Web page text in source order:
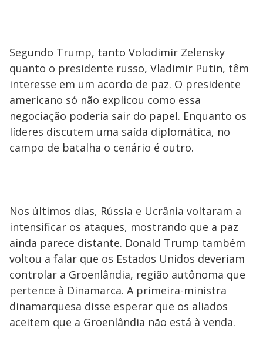
Segundo Trump, tanto Volodimir Zelensky
quanto o presidente russo, Vladimir Putin, têm
interesse em um acordo de paz. O presidente
americano só não explicou como essa
negociação poderia sair do papel. Enquanto os
líderes discutem uma saída diplomática, no
campo de batalha o cenário é outro.
Nos últimos dias, Rússia e Ucrânia voltaram a
intensificar os ataques, mostrando que a paz
ainda parece distante. Donald Trump também
voltou a falar que os Estados Unidos deveriam
controlar a Groenlândia, região autônoma que
pertence à Dinamarca. A primeira-ministra
dinamarquesa disse esperar que os aliados
aceitem que a Groenlândia não está à venda.